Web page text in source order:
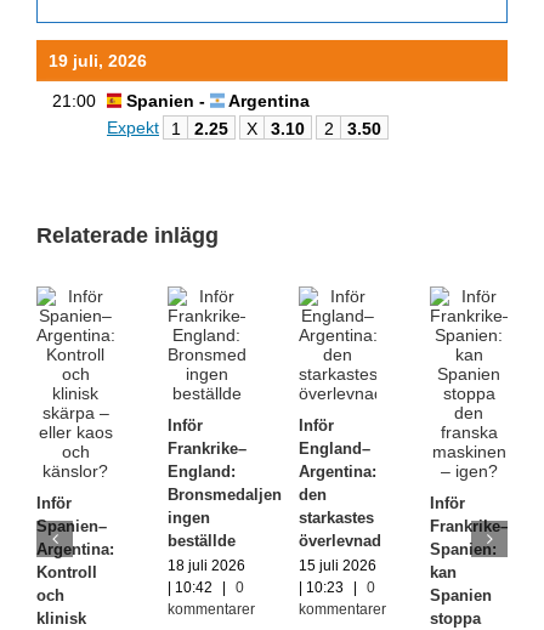
19 juli, 2026
21:00 Spanien -
Argentina
Expekt
1 2.25 X 3.10 2 3.50
Relaterade inlägg
Inför
Spanien–
Argentina:
Kontroll
och
klinisk
Inför
Frankrike–
England:
Bronsmedaljen
ingen
beställde
18 juli 2026
| 10:42
|
0
kommentarer
Inför
England–
Argentina:
den
starkastes
överlevnad
15 juli 2026
| 10:23
|
0
kommentarer
Inför
Frankrike–
Spanien:
kan
Spanien
stoppa